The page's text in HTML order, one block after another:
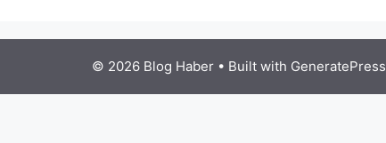
© 2026 Blog Haber • Built with GeneratePress